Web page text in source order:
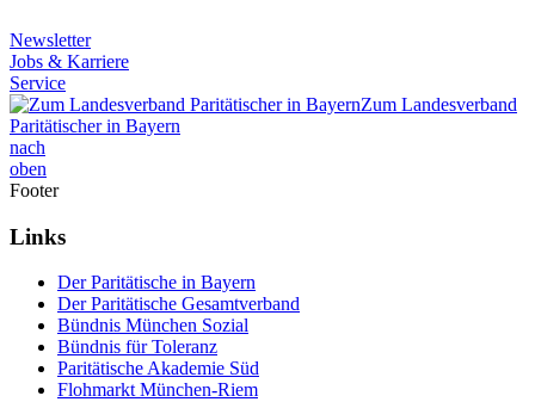
Newsletter
Jobs & Karriere
Service
Zum Landesverband
Paritätischer in Bayern
nach
oben
Footer
Links
Der Paritätische in Bayern
Der Paritätische Gesamtverband
Bündnis München Sozial
Bündnis für Toleranz
Paritätische Akademie Süd
Flohmarkt München-Riem